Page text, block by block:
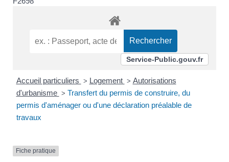
Service-Public.gouv.fr
Accueil particuliers > Logement > Autorisations
d'urbanisme > Transfert du permis de construire, du
permis d'aménager ou d'une déclaration préalable de
travaux
Fiche pratique